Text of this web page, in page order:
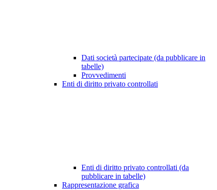
Dati società partecipate (da pubblicare in
tabelle)
Provvedimenti
Enti di diritto privato controllati
Enti di diritto privato controllati (da
pubblicare in tabelle)
Rappresentazione grafica